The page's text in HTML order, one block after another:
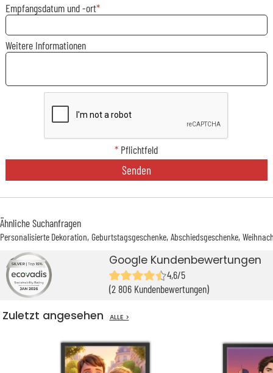
Empfangsdatum und -ort
Weitere Informationen
* Pflichtfeld
Senden
Ähnliche Suchanfragen
Personalisierte Dekoration Geburtstagsgeschenke Abschiedsgeschenke
Google Kundenbewertungen
4,6/5
(2 806 Kundenbewertungen)
Zuletzt angesehen ALLE >